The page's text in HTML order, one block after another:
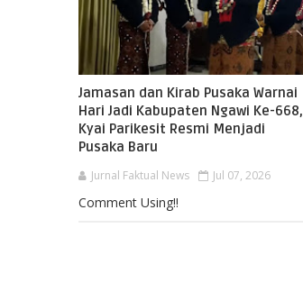
Jamasan dan Kirab Pusaka Warnai
Hari Jadi Kabupaten Ngawi Ke-668,
Kyai Parikesit Resmi Menjadi
Pusaka Baru
Jurnal Faktual News Jul 07, 2026
Comment Using!!